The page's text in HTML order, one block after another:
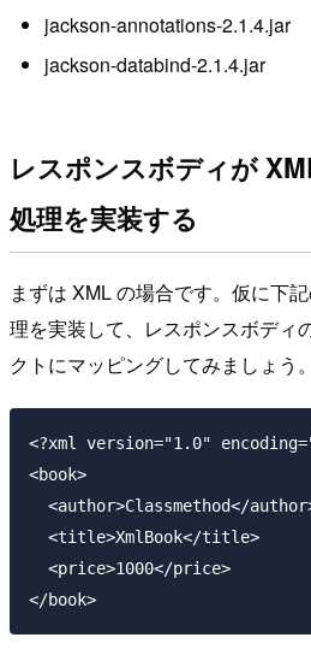
jackson-annotations-2.1.4.jar
jackson-databind-2.1.4.jar
レスポンスボディが
処理を実装する
まずは XML の場合です。仮に下
理を実装して、レスポンスボディ
クトにマッピングしてみましょう。
<?xml version="1.0"
<book>
<author>Classmethod</
  <title>XmlBook</title>
  <price>1000</price>